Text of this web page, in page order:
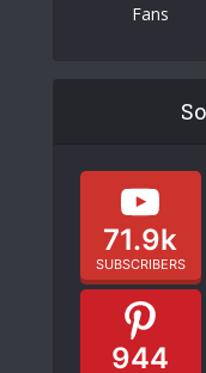
Fans
71.9k
SUBSCRIBERS
944